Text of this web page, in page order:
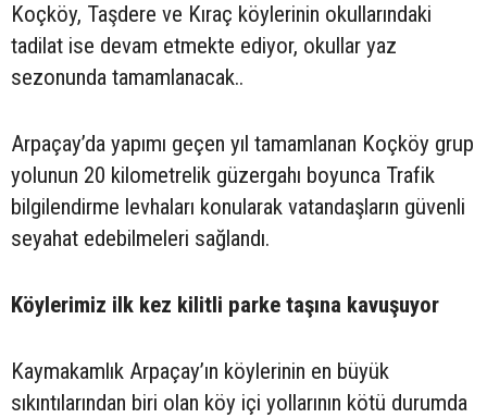
Koçköy, Taşdere ve Kıraç köylerinin okullarındaki
tadilat ise devam etmekte ediyor, okullar yaz
sezonunda tamamlanacak..
Arpaçay’da yapımı geçen yıl tamamlanan Koçköy grup
yolunun 20 kilometrelik güzergahı boyunca Trafik
bilgilendirme levhaları konularak vatandaşların güvenli
seyahat edebilmeleri sağlandı.
Köylerimiz ilk kez kilitli parke taşına kavuşuyor
Kaymakamlık Arpaçay’ın köylerinin en büyük
sıkıntılarından biri olan köy içi yollarının kötü durumda